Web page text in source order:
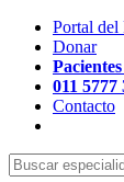
Portal del
Donar
011 5777
Contacto